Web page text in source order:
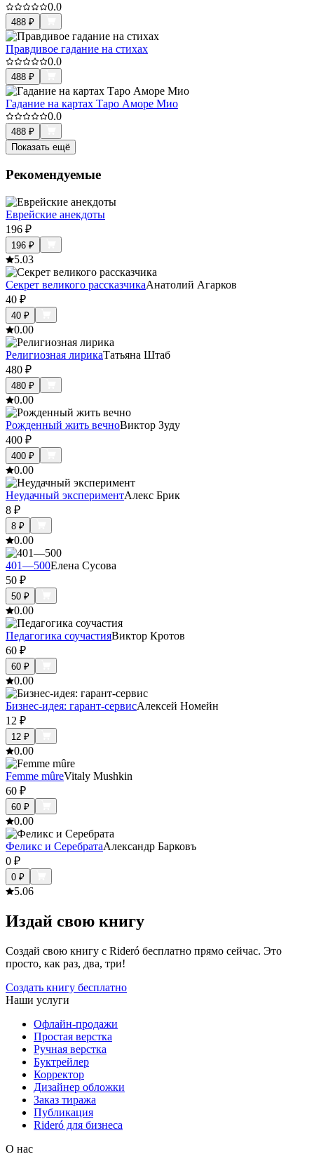
0.0
488 ₽
Правдивое гадание на стихах
0.0
488 ₽
Гадание на картах Таро Аморе Мио
0.0
488 ₽
Показать ещё
Рекомендуемые
Еврейские анекдоты
196 ₽
196 ₽
5.03
Секрет великого рассказчикаАнатолий Агарков
40 ₽
40 ₽
0.00
Религиозная лирикаТатьяна Штаб
480 ₽
480 ₽
0.00
Рожденный жить вечноВиктор Зуду
400 ₽
400 ₽
0.00
Неудачный экспериментАлекс Брик
8 ₽
8 ₽
0.00
401—500Елена Сусова
50 ₽
50 ₽
0.00
Педагогика соучастияВиктор Кротов
60 ₽
60 ₽
0.00
Бизнес-идея: гарант-сервисАлексей Номейн
12 ₽
12 ₽
0.00
Femme mûreVitaly Mushkin
60 ₽
60 ₽
0.00
Феликс и СеребратаАлександр Барковъ
0 ₽
0 ₽
5.06
Издай свою книгу
Создай свою книгу с Rideró бесплатно прямо сейчас. Это
просто, как раз, два, три!
Создать книгу бесплатно
Наши услуги
Офлайн-продажи
Простая верстка
Ручная верстка
Буктрейлер
Корректор
Дизайнер обложки
Заказ тиража
Публикация
Rideró для бизнеса
О нас